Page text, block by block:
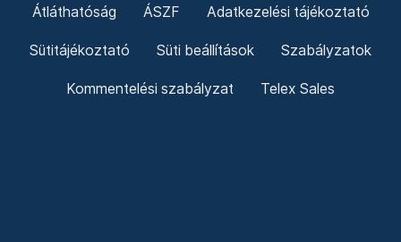
Átláthatóság ÁSZF Adatkezelési tájékoztató
Sütitájékoztató Süti beállítások Szabályzatok
Kommentelési szabályzat Telex Sales